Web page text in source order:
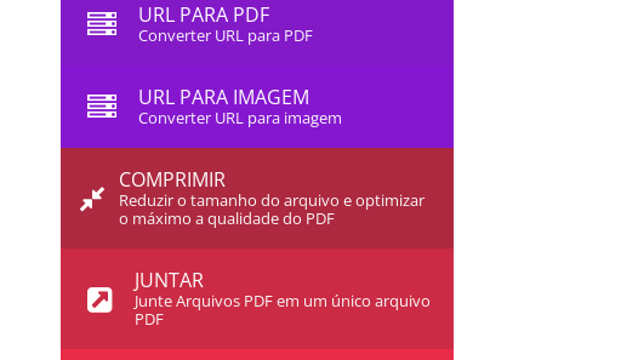
URL PARA PDF
Converter URL para PDF
URL PARA IMAGEM
Converter URL para imagem
COMPRIMIR
Reduzir o tamanho do arquivo e optimizar
o máximo a qualidade do PDF
JUNTAR
Junte Arquivos PDF em um único arquivo
PDF